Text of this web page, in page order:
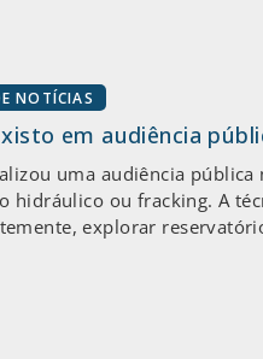
NOTÍCIAS
em audiência
uma audiência
hidráulico ou fracking. A
explorar